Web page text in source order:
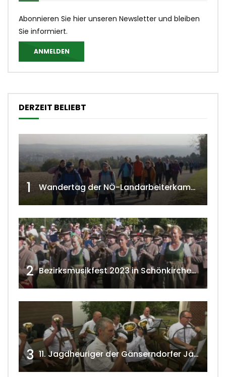
Abonnieren Sie hier unseren Newsletter und bleiben
Sie informiert.
ANMELDEN
DERZEIT BELIEBT
1 Wandertag der NÖ-Landarbeiterkammer in Hollabrunn 2024
2 Bezirksmusikfest 2023 in Schönkirchen-Reyersdorf
3 11. Jagdheuriger der Gänserndorfer Jäger 2020 w4tv166